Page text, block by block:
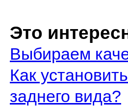
Это
Выбираем
Как
заднего вида?